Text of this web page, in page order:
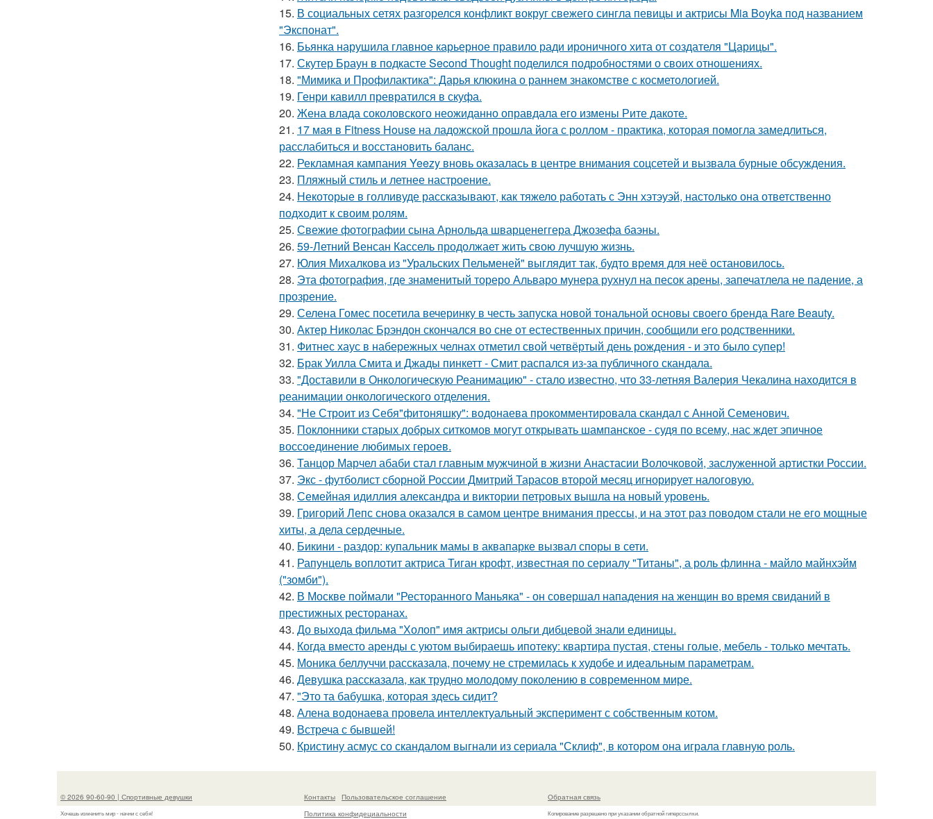
15. В социальных сетях разгорелся конфликт вокруг свежего сингла певицы и актрисы Mia Boyka под названием
"Экспонат".
16. Бьянка нарушила главное карьерное правило ради ироничного хита от создателя "Царицы".
17. Скутер Браун в подкасте Second Thought поделился подробностями о своих отношениях.
18. "Мимика и Профилактика": Дарья клюкина о раннем знакомстве с косметологией.
19. Генри кавилл превратился в скуфа.
20. Жена влада соколовского неожиданно оправдала его измены Рите дакоте.
21. 17 мая в Fitness House на ладожской прошла йога с роллом - практика, которая помогла замедлиться,
расслабиться и восстановить баланс.
22. Рекламная кампания Yeezy вновь оказалась в центре внимания соцсетей и вызвала бурные обсуждения.
23. Пляжный стиль и летнее настроение.
24. Некоторые в голливуде рассказывают, как тяжело работать с Энн хэтэуэй, настолько она ответственно
подходит к своим ролям.
25. Свежие фотографии сына Арнольда шварценеггера Джозефа баэны.
26. 59-Летний Венсан Кассель продолжает жить свою лучшую жизнь.
27. Юлия Михалкова из "Уральских Пельменей" выглядит так, будто время для неё остановилось.
28. Эта фотография, где знаменитый тореро Альваро мунера рухнул на песок арены, запечатлела не падение, а
прозрение.
29. Селена Гомес посетила вечеринку в честь запуска новой тональной основы своего бренда Rare Beauty.
30. Актер Николас Брэндон скончался во сне от естественных причин, сообщили его родственники.
31. Фитнес хаус в набережных челнах отметил свой четвёртый день рождения - и это было супер!
32. Брак Уилла Смита и Джады пинкетт - Смит распался из-за публичного скандала.
33. "Доставили в Онкологическую Реанимацию" - стало известно, что 33-летняя Валерия Чекалина находится в
реанимации онкологического отделения.
34. "Не Строит из Себя"фитоняшку": водонаева прокомментировала скандал с Анной Семенович.
35. Поклонники старых добрых ситкомов могут открывать шампанское - судя по всему, нас ждет эпичное
воссоединение любимых героев.
36. Танцор Марчел абаби стал главным мужчиной в жизни Анастасии Волочковой, заслуженной артистки России.
37. Экс - футболист сборной России Дмитрий Тарасов второй месяц игнорирует налоговую.
38. Семейная идиллия александра и виктории петровых вышла на новый уровень.
39. Григорий Лепс снова оказался в самом центре внимания прессы, и на этот раз поводом стали не его мощные
хиты, а дела сердечные.
40. Бикини - раздор: купальник мамы в аквапарке вызвал споры в сети.
41. Рапунцель воплотит актриса Тиган крофт, известная по сериалу "Титаны", а роль флинна - майло майнхэйм
("зомби").
42. В Москве поймали "Ресторанного Маньяка" - он совершал нападения на женщин во время свиданий в
престижных ресторанах.
43. До выхода фильма "Холоп" имя актрисы ольги дибцевой знали единицы.
44. Когда вместо аренды с уютом выбираешь ипотеку: квартира пустая, стены голые, мебель - только мечтать.
45. Моника беллуччи рассказала, почему не стремилась к худобе и идеальным параметрам.
46. Девушка рассказала, как трудно молодому поколению в современном мире.
47. "Это та бабушка, которая здесь сидит?
48. Алена водонаева провела интеллектуальный эксперимент с собственным котом.
49. Встреча с бывшей!
50. Кристину асмус со скандалом выгнали из сериала "Склиф", в котором она играла главную роль.
© 2026 90-60-90 | Спортивные девушки
Хочешь изменить мир - начни с себя!
Контакты
Пользовательское соглашение
Политика конфидециальности
Обратная связь
Копирование разрешено при указании обратной гиперссылки.